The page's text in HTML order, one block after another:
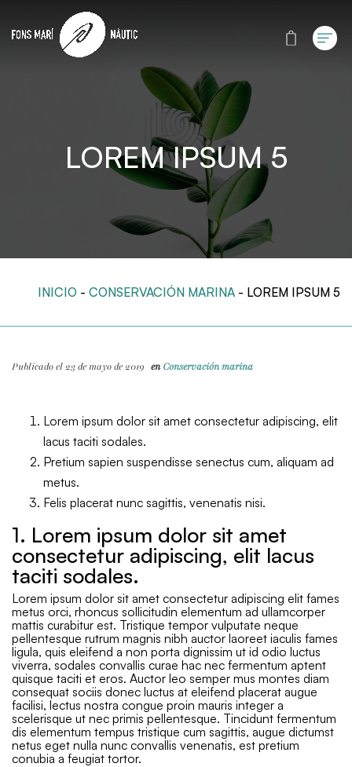
LOREM IPSUM 5
INICIO - CONSERVACIÓN MARINA - LOREM IPSUM 5
Publicado el 23 de mayo de 2019 enConservación marina
Lorem ipsum dolor sit amet consectetur adipiscing, elit
lacus taciti sodales.
Pretium sapien suspendisse senectus cum, aliquam ad
metus.
Felis placerat nunc sagittis, venenatis nisi.
1. Lorem ipsum dolor sit amet
consectetur adipiscing, elit lacus
taciti sodales.
Lorem ipsum dolor sit amet consectetur adipiscing elit fames
metus orci, rhoncus sollicitudin elementum ad ullamcorper
mattis curabitur est. Tristique tempor vulputate neque
pellentesque rutrum magnis nibh auctor laoreet iaculis fames
ligula, quis eleifend a non porta dignissim ut id odio luctus
viverra, sodales convallis curae hac nec fermentum aptent
quisque taciti et eros. Auctor leo semper mus montes diam
consequat sociis donec luctus at eleifend placerat augue
facilisi, lectus nostra congue proin mauris integer a
scelerisque ut nec primis pellentesque. Tincidunt fermentum
dis elementum tempus tristique cum sagittis, augue dictumst
netus eget nulla nunc convallis venenatis, est pretium
conubia a feugiat tortor.